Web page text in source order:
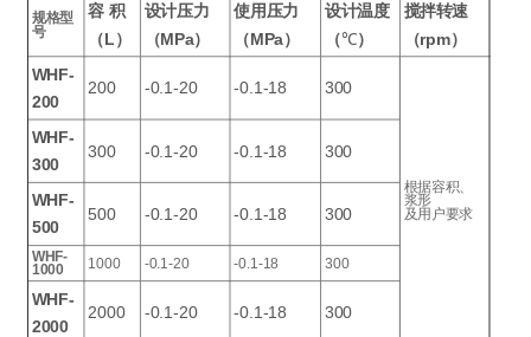
规格型
号
容 积
（L）
设计压力
（MPa）
使用压力
（MPa）
设计温度
（℃）
搅拌转速
（rpm）
WHF-
200
200 -0.1-20 -0.1-18 300
根据容积、
浆形
及用户要求
WHF-
300
300 -0.1-20 -0.1-18 300
WHF-
500
500 -0.1-20 -0.1-18 300
WHF-
1000 1000 -0.1-20 -0.1-18 300
WHF-
2000
2000 -0.1-20 -0.1-18 300